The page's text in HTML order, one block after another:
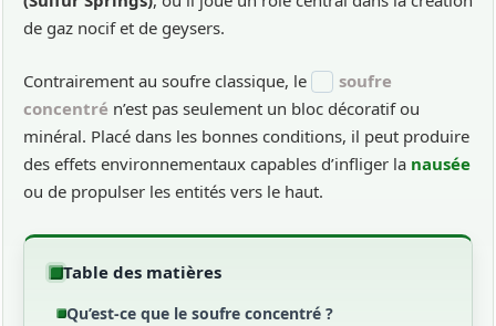
de gaz nocif et de geysers.
Contrairement au soufre classique, le
soufre
concentré n’est pas seulement un bloc décoratif ou
minéral. Placé dans les bonnes conditions, il peut produire
des effets environnementaux capables d’infliger la nausée
ou de propulser les entités vers le haut.
Table des matières
Qu’est-ce que le soufre concentré ?